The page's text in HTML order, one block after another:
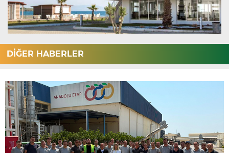
DİĞER HABERLER